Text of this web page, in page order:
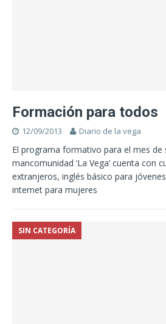
Formación para todos
12/09/2013 Diario de la vega
El programa formativo para el mes de
mancomunidad ‘La Vega’ cuenta con
extranjeros, inglés básico para
internet para mujeres
SIN CATEGORÍA